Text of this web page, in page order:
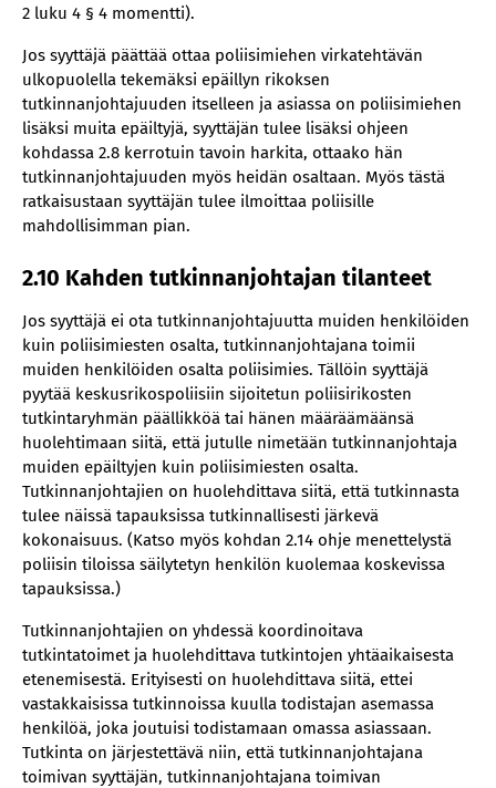
2 luku 4 § 4 momentti).
Jos syyttäjä päättää ottaa poliisimiehen virkatehtävän
ulkopuolella tekemäksi epäillyn rikoksen
tutkinnanjohtajuuden itselleen ja asiassa on poliisimiehen
lisäksi muita epäiltyjä, syyttäjän tulee lisäksi ohjeen
kohdassa 2.8 kerrotuin tavoin harkita, ottaako hän
tutkinnanjohtajuuden myös heidän osaltaan. Myös tästä
ratkaisustaan syyttäjän tulee ilmoittaa poliisille
mahdollisimman pian.
2.10 Kahden tutkinnanjohtajan tilanteet
Jos syyttäjä ei ota tutkinnanjohtajuutta muiden henkilöiden
kuin poliisimiesten osalta, tutkinnanjohtajana toimii
muiden henkilöiden osalta poliisimies. Tällöin syyttäjä
pyytää keskusrikospoliisiin sijoitetun poliisirikosten
tutkintaryhmän päällikköä tai hänen määräämäänsä
huolehtimaan siitä, että jutulle nimetään tutkinnanjohtaja
muiden epäiltyjen kuin poliisimiesten osalta.
Tutkinnanjohtajien on huolehdittava siitä, että tutkinnasta
tulee näissä tapauksissa tutkinnallisesti järkevä
kokonaisuus. (Katso myös kohdan 2.14 ohje menettelystä
poliisin tiloissa säilytetyn henkilön kuolemaa koskevissa
tapauksissa.)
Tutkinnanjohtajien on yhdessä koordinoitava
tutkintatoimet ja huolehdittava tutkintojen yhtäaikaisesta
etenemisestä. Erityisesti on huolehdittava siitä, ettei
vastakkaisissa tutkinnoissa kuulla todistajan asemassa
henkilöä, joka joutuisi todistamaan omassa asiassaan.
Tutkinta on järjestettävä niin, että tutkinnanjohtajana
toimivan syyttäjän, tutkinnanjohtajana toimivan